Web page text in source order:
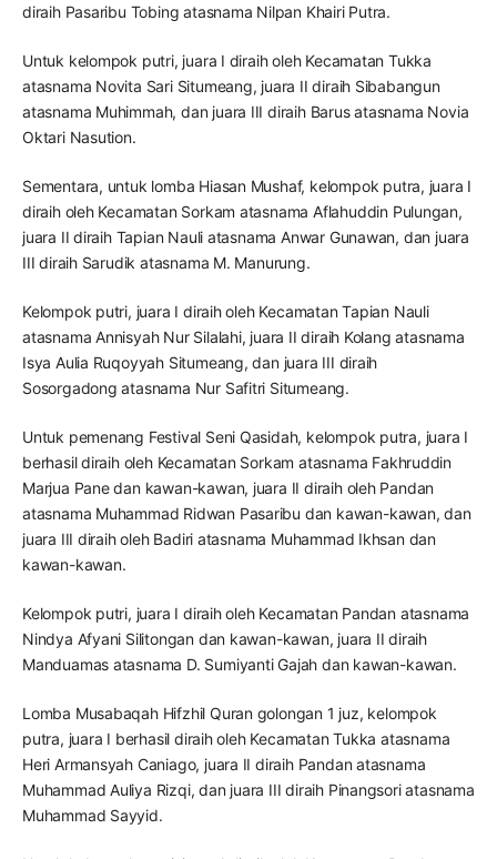
diraih Pasaribu Tobing atasnama Nilpan Khairi Putra.
Untuk kelompok putri, juara I diraih oleh Kecamatan Tukka
atasnama Novita Sari Situmeang, juara II diraih Sibabangun
atasnama Muhimmah, dan juara III diraih Barus atasnama Novia
Oktari Nasution.
Sementara, untuk lomba Hiasan Mushaf, kelompok putra, juara I
diraih oleh Kecamatan Sorkam atasnama Aflahuddin Pulungan,
juara II diraih Tapian Nauli atasnama Anwar Gunawan, dan juara
III diraih Sarudik atasnama M. Manurung.
Kelompok putri, juara I diraih oleh Kecamatan Tapian Nauli
atasnama Annisyah Nur Silalahi, juara II diraih Kolang atasnama
Isya Aulia Ruqoyyah Situmeang, dan juara III diraih
Sosorgadong atasnama Nur Safitri Situmeang.
Untuk pemenang Festival Seni Qasidah, kelompok putra, juara I
berhasil diraih oleh Kecamatan Sorkam atasnama Fakhruddin
Marjua Pane dan kawan-kawan, juara II diraih oleh Pandan
atasnama Muhammad Ridwan Pasaribu dan kawan-kawan, dan
juara III diraih oleh Badiri atasnama Muhammad Ikhsan dan
kawan-kawan.
Kelompok putri, juara I diraih oleh Kecamatan Pandan atasnama
Nindya Afyani Silitongan dan kawan-kawan, juara II diraih
Manduamas atasnama D. Sumiyanti Gajah dan kawan-kawan.
Lomba Musabaqah Hifzhil Quran golongan 1 juz, kelompok
putra, juara I berhasil diraih oleh Kecamatan Tukka atasnama
Heri Armansyah Caniago, juara II diraih Pandan atasnama
Muhammad Auliya Rizqi, dan juara III diraih Pinangsori atasnama
Muhammad Sayyid.